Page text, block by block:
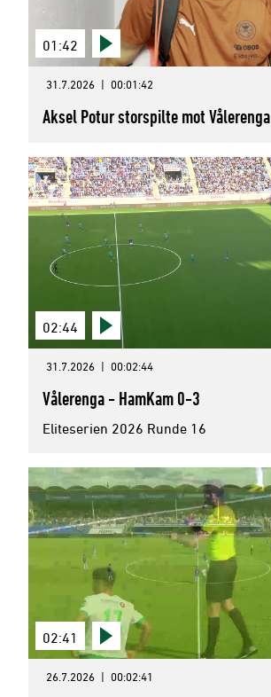
01:42
31.7.2026 | 00:01:42
Aksel Potur storspilte mot Vålerenga
02:44
31.7.2026 | 00:02:44
Vålerenga - HamKam 0-3
Eliteserien 2026 Runde 16
02:41
26.7.2026 | 00:02:41